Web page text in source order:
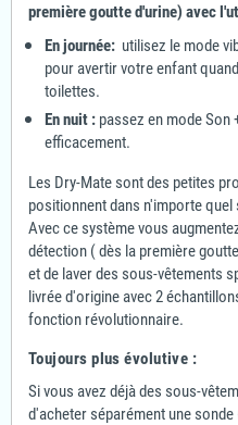
première goutte d'urine) avec
En journée: utilisez le mode
pour avertir votre enfant
toilettes.
En nuit : passez en mode Son
efficacement.
Les Dry-Mate sont des petites
positionnent dans n'importe
Avec ce système vous
détection ( dès la première
et de laver des sous-vêtements
livrée d'origine avec 2
fonction révolutionnaire.
Toujours plus évolutive :
Si vous avez déjà des sous-
d'acheter séparément une